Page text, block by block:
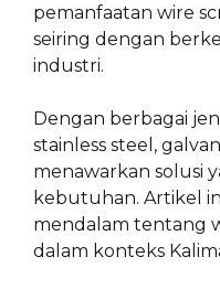
pemanfaatan wire
seiring dengan
industri.
Dengan berbagai
stainless steel,
menawarkan solusi
kebutuhan. Artikel
mendalam tentang
dalam konteks